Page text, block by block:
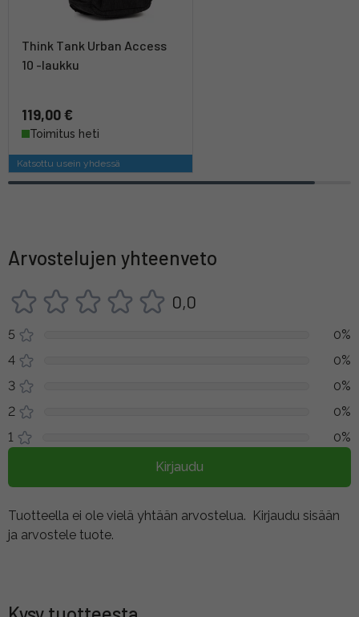
Think Tank Urban Access
10 -laukku
119,00 €
Toimitus heti
Katsottu usein yhdessä
Arvostelujen yhteenveto
0,0
5
0%
4
0%
3
0%
2
0%
1
0%
Kirjaudu
Tuotteella ei ole vielä yhtään arvostelua. Kirjaudu sisään
ja arvostele tuote.